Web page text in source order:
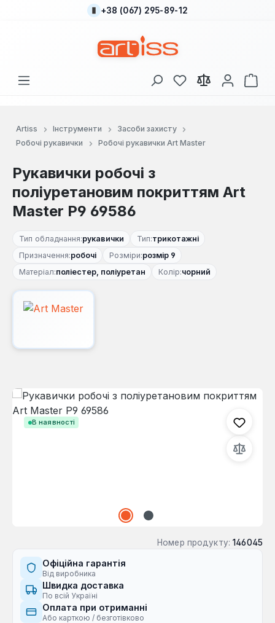
Перейти до основного вмісту
+38 (067) 295-89-12
У вас є 0 у списку
Artiss Інструменти
Засоби захисту
Робочі рукавички
Робочі рукавички Art Master
Рукавички робочі з
поліуретановим покриттям Art
Master Р9 69586
Тип обладнання:рукавички Тип:трикотажні
Призначення:робочі Розміри:розмір 9
Матеріал:поліестер, поліуретан Колір:чорний
В наявності
Пропустити галерею зображень
Номер продукту: 146045
Офіційна гарантія
Від виробника
Швидка доставка
По всій Україні
Оплата при отриманні
Або карткою / безготівково